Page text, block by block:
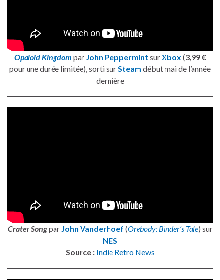
Opaloid Kingdom par John Peppermint surXbox (3,99 €
pour une durée limitée), sorti surSteam début mai de l’année
dernière
Crater Songpar John Vanderhoef (Orebody: Binder’s Tale) sur
NES
Source : Indie Retro News